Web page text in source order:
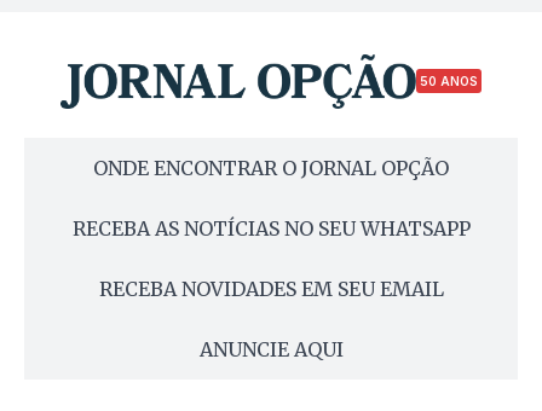
50 ANOS
ONDE ENCONTRAR O JORNAL OPÇÃO
RECEBA AS NOTÍCIAS NO SEU WHATSAPP
RECEBA NOVIDADES EM SEU EMAIL
ANUNCIE AQUI